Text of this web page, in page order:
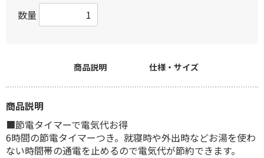
数量
商品説明 仕様・サイズ
商品説明
■節電タイマーで電気代お得
6時間の節電タイマーつき。就寝時や外出時などお湯を使わ
ない時間帯の通電を止めるので電気代が節約できます。